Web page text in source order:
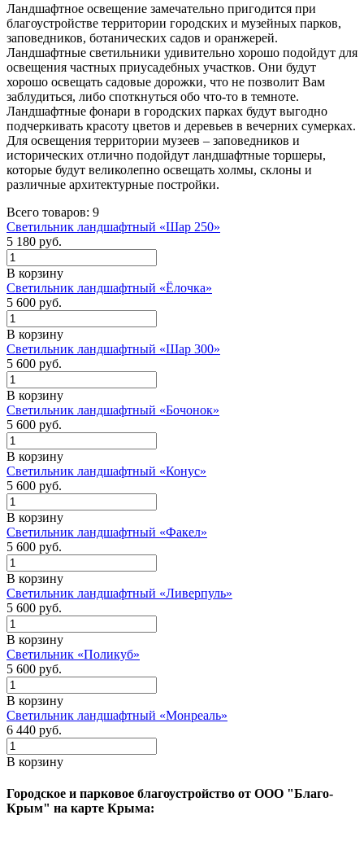
Ландшафтное освещение замечательно пригодится при
благоустройстве территории городских и музейных парков,
заповедников, ботанических садов и оранжерей.
Ландшафтные светильники удивительно хорошо подойдут для
освещения частных приусадебных участков. Они будут
хорошо освещать садовые дорожки, что не позволит Вам
заблудиться, либо споткнуться обо что-то в темноте.
Ландшафтные фонари в городских парках будут выгодно
подчеркивать красоту цветов и деревьев в вечерних сумерках.
Для освещения территории музеев – заповедников и
исторических отлично подойдут ландшафтные торшеры,
которые будут великолепно освещать холмы, склоны и
различные архитектурные постройки.
Всего товаров: 9
Светильник ландшафтный «Шар 250»
5 180 руб.
В корзину
Светильник ландшафтный «Ёлочка»
5 600 руб.
В корзину
Светильник ландшафтный «Шар 300»
5 600 руб.
В корзину
Светильник ландшафтный «Бочонок»
5 600 руб.
В корзину
Светильник ландшафтный «Конус»
5 600 руб.
В корзину
Светильник ландшафтный «Факел»
5 600 руб.
В корзину
Светильник ландшафтный «Ливерпуль»
5 600 руб.
В корзину
Светильник «Поликуб»
5 600 руб.
В корзину
Светильник ландшафтный «Монреаль»
6 440 руб.
В корзину
Городское и парковое благоустройство от ООО "Благо-
Крым" на карте Крыма: